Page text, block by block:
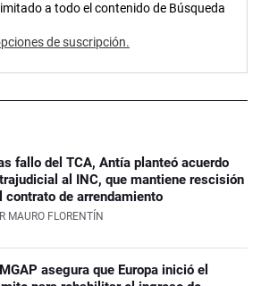
a todo el contenido de Búsqueda
de suscripción.
fallo del TCA, Antía planteó acuerdo
al INC, que mantiene rescisión
contrato de arrendamiento
MAURO FLORENTÍN
asegura que Europa inició el